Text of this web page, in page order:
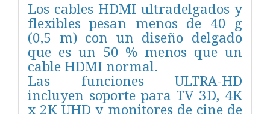
Los cables HDMI ultradelgados y
flexibles pesan menos de 40 g
(0,5 m) con un diseño delgado
que es un 50 % menos que un
cable HDMI normal.
Las funciones ULTRA-HD
incluyen soporte para TV 3D, 4K
x 2K UHD y monitores de cine de